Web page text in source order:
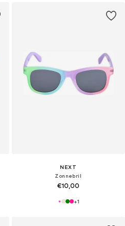
NEXT
Zonnebril
€10,00
+1